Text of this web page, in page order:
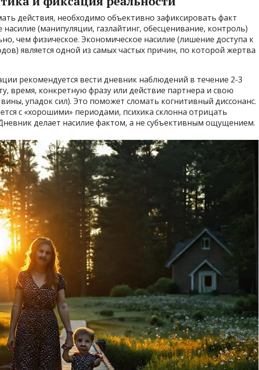
действия, необходимо объективно зафиксировать факт
насилие (манипуляции, газлайтинг, обесценивание, контроль)
чем физическое. Экономическое насилие (лишение доступа к
является одной из самых частых причин, по которой жертва
рекомендуется вести дневник наблюдений в течение 2-3
время, конкретную фразу или действие партнера и свою
упадок сил). Это поможет сломать когнитивный диссонанс.
с «хорошими» периодами, психика склонна отрицать
делает насилие фактом, а не субъективным ощущением.